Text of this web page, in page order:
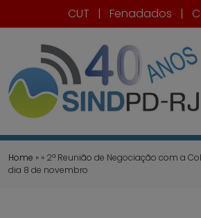
CUT | Fenadados |
Home » » 2ª Reunião de Negociação com a
dia 8 de novembro